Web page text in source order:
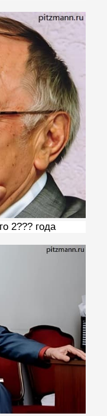
2??? года